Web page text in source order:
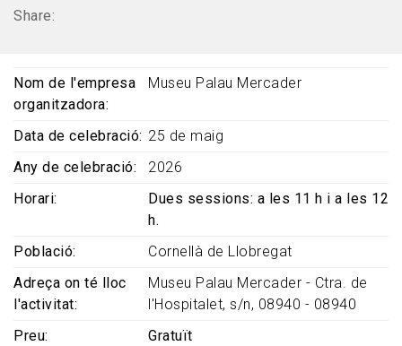
Share:
Nom de l'empresa
organitzadora
Museu Palau Mercader
Data de celebració 25 de maig
Any de celebració
2026
Horari
Dues sessions: a les 11 h i a les 12
h.
Població
Cornellà de Llobregat
Adreça on té lloc
l'activitat
Museu Palau Mercader - Ctra. de
l'Hospitalet, s/n, 08940 - 08940
Preu
Gratuït